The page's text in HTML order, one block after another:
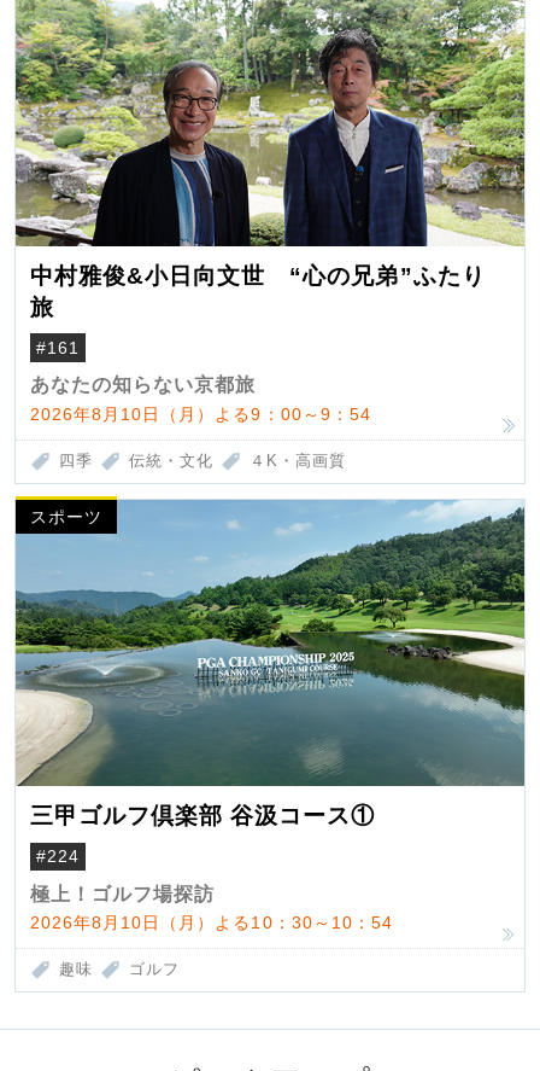
中村雅俊&小日向文世 “心の兄弟”ふたり
旅
#161
あなたの知らない京都旅
2026年8月10日（月）よる9：00～9：54
四季 伝統・文化 ４K・高画質
スポーツ
三甲ゴルフ倶楽部 谷汲コース①
#224
極上！ゴルフ場探訪
2026年8月10日（月）よる10：30～10：54
趣味 ゴルフ